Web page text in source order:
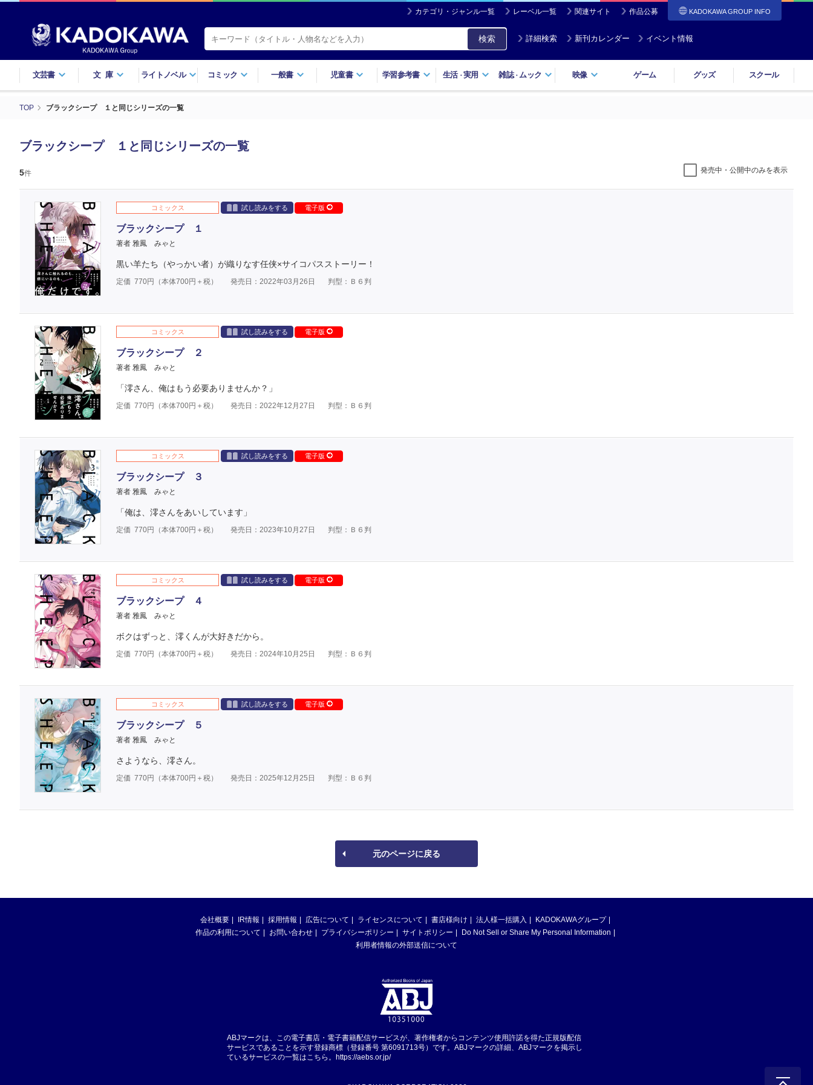
カテゴリ・ジャンル一覧 レーベル一覧 関連サイト 作品公募 KADOKAWA GROUP INFO
検索 詳細検索 新刊カレンダー イベント情報
文芸書 文庫 ライトノベル コミック 一般書 児童書 学習参考書 生活・実用 雑誌・ ムック 映像 ゲーム グッズ スクール
TOP ブラックシープ １と同じシリーズの一覧
ブラックシープ １と同じシリーズの一覧
5件 発売中・公開中のみを表示
コミックス 試し読みをする 電子版
ブラックシープ １
著者 雅鳳 みゃと
黒い羊たち（やっかい者）が織りなす任侠×サイコパスストーリー！
定価 770円（本体700円＋税） 発売日：2022年03月26日 判型：Ｂ６判
コミックス 試し読みをする 電子版
ブラックシープ ２
著者 雅鳳 みゃと
「澪さん、俺はもう必要ありませんか？」
定価 770円（本体700円＋税） 発売日：2022年12月27日 判型：Ｂ６判
コミックス 試し読みをする 電子版
ブラックシープ ３
著者 雅鳳 みゃと
「俺は、澪さんをあいしています」
定価 770円（本体700円＋税） 発売日：2023年10月27日 判型：Ｂ６判
コミックス 試し読みをする 電子版
ブラックシープ ４
著者 雅鳳 みゃと
ボクはずっと、澪くんが大好きだから。
定価 770円（本体700円＋税） 発売日：2024年10月25日 判型：Ｂ６判
コミックス 試し読みをする 電子版
ブラックシープ ５
著者 雅鳳 みゃと
さようなら、澪さん。
定価 770円（本体700円＋税） 発売日：2025年12月25日 判型：Ｂ６判
元のページに戻る
会社概要 IR情報 採用情報 広告について ライセンスについて 書店様向け 法人様一括購入
KADOKAWAグループ
作品の利用について
お問い合わせ プライバシーポリシー サイトポリシー
Do Not Sell or Share My Personal Information
利用者情報の外部送信について
ABJマークは、この電子書店・電子書籍配信サービスが、著作権者からコンテンツ使用許諾を得た正規版配信
サービスであることを示す登録商標（登録番号 第6091713号）です。ABJマークの詳細、ABJマークを掲示し
ているサービスの一覧はこちら。 https://aebs.or.jp/